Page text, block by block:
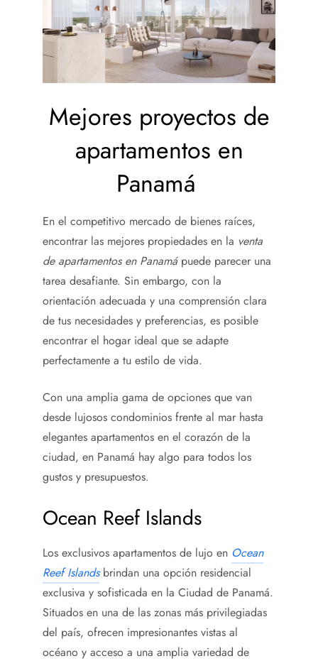
Mejores proyectos de
apartamentos en
Panamá
En el competitivo mercado de bienes raíces,
encontrar las mejores propiedades en la venta
de apartamentos en Panamápuede parecer una
tarea desafiante. Sin embargo, con la
orientación adecuada y una comprensión clara
de tus necesidades y preferencias, es posible
encontrar el hogar ideal que se adapte
perfectamente a tu estilo de vida.
Con una amplia gama de opciones que van
desde lujosos condominios frente al mar hasta
elegantes apartamentos en el corazón de la
ciudad, en Panamá hay algo para todos los
gustos y presupuestos.
Ocean Reef Islands
Los exclusivos apartamentos de lujo en Ocean
Reef Islandsbrindan una opción residencial
exclusiva y sofisticada en la Ciudad de Panamá.
Situados en una de las zonas más privilegiadas
del país, ofrecen impresionantes vistas al
océano y acceso a una amplia variedad de